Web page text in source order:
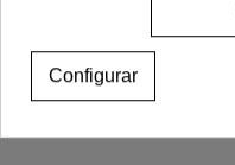
Configurar